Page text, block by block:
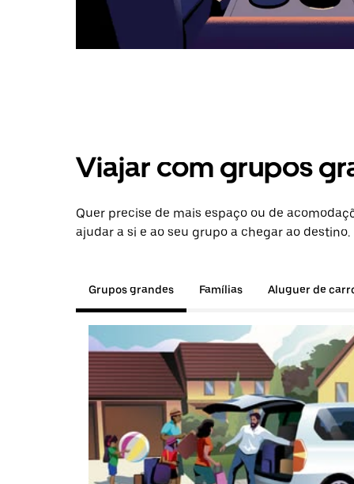
Viajar com grupos
Quer precise de mais espaço ou de
ajudar a si e ao seu grupo a chegar ao destino.
Grupos grandes Famílias Aluguer de